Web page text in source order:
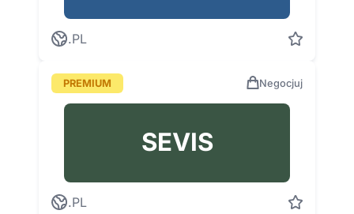
.PL
PREMIUM Negocjuj
SEVIS
.PL